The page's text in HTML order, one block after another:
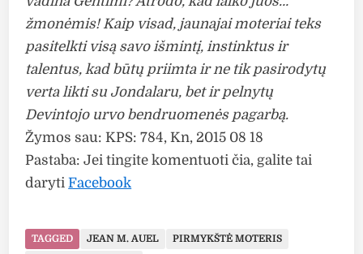
žmonėmis! Kaip visad, jaunajai moteriai teks
pasitelkti visą savo išmintį, instinktus ir
talentus, kad būtų priimta ir ne tik pasirodytų
verta likti su Jondalaru, bet ir pelnytų
Devintojo urvo bendruomenės pagarbą.
Žymos sau: KPS: 784, Kn, 2015 08 18
Pastaba: Jei tingite komentuoti čia, galite tai
darytiFacebook
TAGGED JEAN M. AUEL
PIRMYKŠTĖ MOTERIS